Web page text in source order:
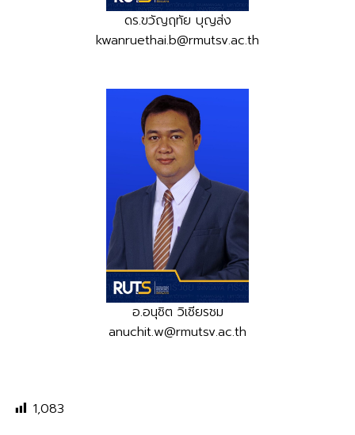
ดร.ขวัญฤทัย บุญส่ง
kwanruethai.b@rmutsv.ac.th
อ.อนุชิต วิเชียรชม
anuchit.w@rmutsv.ac.th
1,083